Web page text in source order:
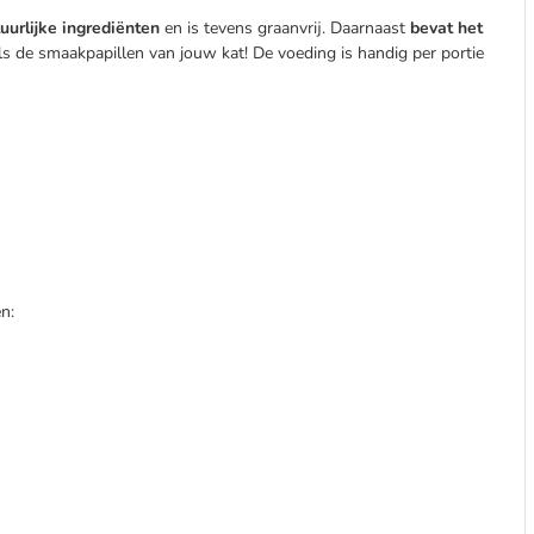
ingrediënten en is tevens graanvrij. Daarnaast bevat het
de smaakpapillen van jouw kat! De voeding is handig per portie